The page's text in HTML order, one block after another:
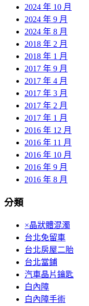
2024 年 10 月
2024 年 9 月
2024 年 8 月
2018 年 2 月
2018 年 1 月
2017 年 9 月
2017 年 4 月
2017 年 3 月
2017 年 2 月
2017 年 1 月
2016 年 12 月
2016 年 11 月
2016 年 10 月
2016 年 9 月
2016 年 8 月
分類
×晶狀體混濁
台北免留車
台北房屋二胎
台北當鋪
汽車晶片鑰匙
白內障
白內障手術